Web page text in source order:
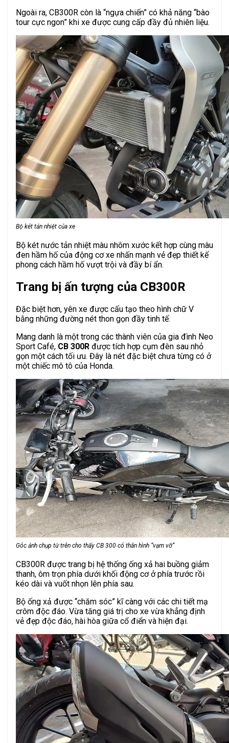
Ngoài ra, CB300R còn là “ngựa chiến” có khả năng “bào
tour cực ngon” khi xe được cung cấp đầy đủ nhiên liệu.
Bộ két tản nhiệt của xe
Bộ két nước tản nhiệt màu nhôm xước kết hợp cùng màu
đen hầm hố của động cơ xe nhấn mạnh vẻ đẹp thiết kế
phong cách hầm hố vượt trội và đầy bí ẩn.
Trang bị ấn tượng của CB300R
Đặc biệt hơn, yên xe được cấu tạo theo hình chữ V
bằng những đường nét thon gọn đầy tinh tế.
Mang danh là một trong các thành viên của gia đình Neo
Sport Café, CB 300R được tích hợp cụm đèn sau nhỏ
gọn một cách tối ưu. Đây là nét đặc biệt chưa từng có ở
một chiếc mô tô của Honda.
Góc ảnh chụp từ trên cho thấy CB 300 có thân hình “vạm vỡ”
CB300R được trang bị hệ thống ống xả hai buồng giảm
thanh, ôm trọn phía dưới khối động cơ ở phía trước rồi
kéo dài và vuốt nhọn lên phía sau.
Bộ ống xả được “chăm sóc” kĩ càng với các chi tiết mạ
crôm độc đáo. Vừa tăng giá trị cho xe vừa khẳng định
vẻ đẹp độc đáo, hài hòa giữa cổ điển và hiện đại.